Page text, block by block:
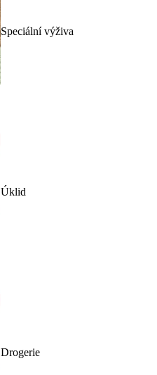
Speciální výživa
Úklid
Drogerie